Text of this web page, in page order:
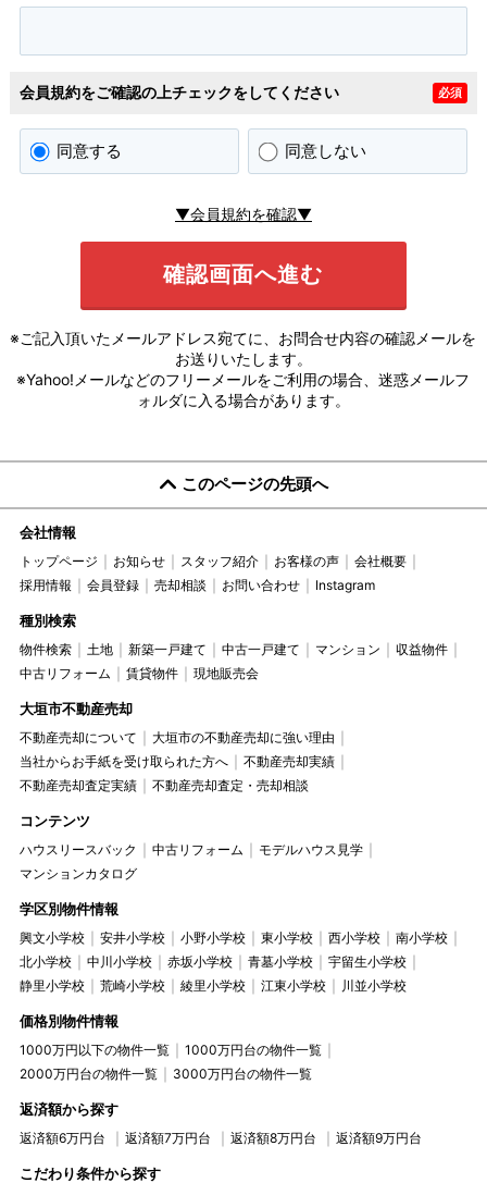
会員規約をご確認の上チェックをしてください 必須
同意する 同意しない
▼会員規約を確認▼
※ご記入頂いたメールアドレス宛てに、お問合せ内容の確認メールを
お送りいたします。
※Yahoo!メールなどのフリーメールをご利用の場合、迷惑メールフ
ォルダに入る場合があります。
このページの先頭へ
会社情報
トップページ お知らせ スタッフ紹介 お客様の声
会社概要
採用情報
会員登録 売却相談 お問い合わせ Instagram
種別検索
物件検索 土地 新築一戸建て 中古一戸建て マンション
収益物件
中古リフォーム
賃貸物件 現地販売会
大垣市不動産売却
不動産売却について
大垣市の不動産売却に強い理由
当社からお手紙を受け取られた方へ
不動産売却実績
不動産売却査定実績
不動産売却査定・売却相談
コンテンツ
ハウスリースバック 中古リフォーム
モデルハウス見学
マンションカタログ
学区別物件情報
興文小学校 安井小学校 小野小学校 東小学校 西小学校
南小学校
北小学校
中川小学校 赤坂小学校 青墓小学校
宇留生小学校
静里小学校
荒崎小学校 綾里小学校 江東小学校 川並小学校
価格別物件情報
1000万円以下の物件一覧
1000万円台の物件一覧
2000万円台の物件一覧
3000万円台の物件一覧
返済額から探す
返済額6万円台 返済額7万円台 返済額8万円台 返済額9万円台
こだわり条件から探す